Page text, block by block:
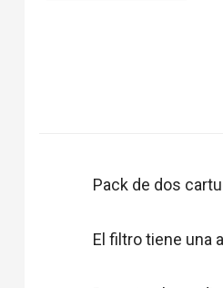
Pack de dos
El filtro tiene una